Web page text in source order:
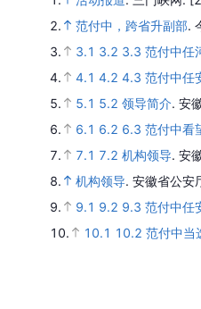
2.
范付中，跨省升副部.
3.
3.1 3.2 3.3 范付中任
4.
4.1 4.2 4.3 范付中任
5.
5.1 5.2 领导简介. 安
6.
6.1 6.2 6.3 范付中看
7.
7.1 7.2 机构领导. 安
8.
机构领导. 安徽省公安
9.
9.1 9.2 9.3 范付中任
10.
10.1 10.2 范付中当